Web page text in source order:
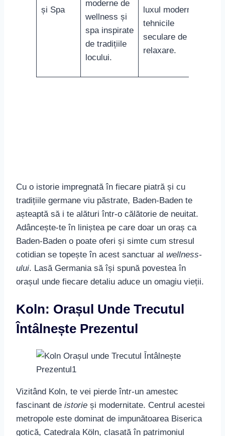
și Spa
moderne de
wellness și
spa inspirate
de tradițiile
locului.
luxul modern cu
tehnicile
seculare de
relaxare.
Cu o istorie impregnată în fiecare piatră și cu
tradițiile germane viu păstrate, Baden-Baden te
așteaptă să i te alături într-o călătorie de neuitat.
Adâncește-te în liniștea pe care doar un oraș ca
Baden-Baden o poate oferi și simte cum stresul
cotidian se topește în acest sanctuar al wellness-
ului. Lasă Germania să își spună povestea în
orașul unde fiecare detaliu aduce un omagiu vieții.
Koln: Orașul Unde Trecutul
Întâlnește Prezentul
Vizitând Koln, te vei pierde într-un amestec
fascinant de istorie și modernitate. Centrul acestei
metropole este dominat de impunătoarea Biserica
gotică, Catedrala Köln, clasată în patrimoniul